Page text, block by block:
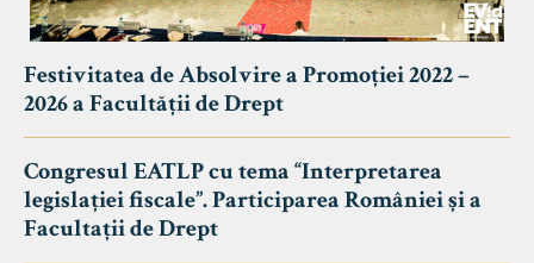
Festivitatea de Absolvire a Promoției 2022 –
2026 a Facultății de Drept
Congresul EATLP cu tema “Interpretarea
legislației fiscale”. Participarea României și a
Facultații de Drept